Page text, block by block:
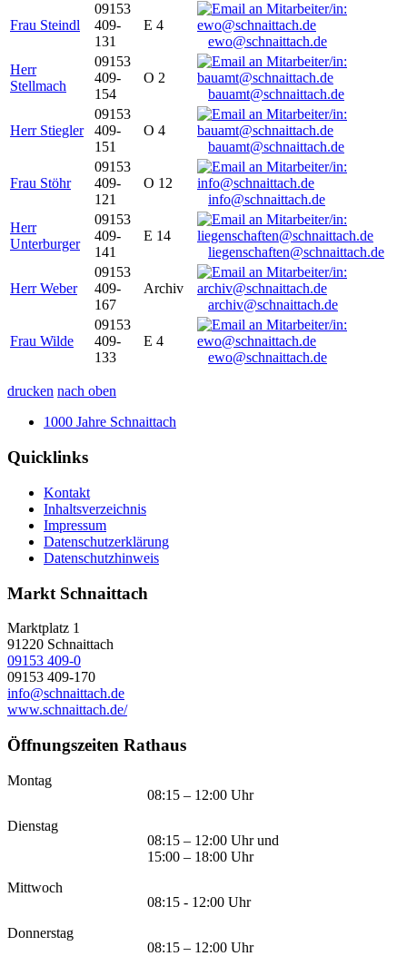
Frau Steindl
09153
409-
131
E 4
ewo@schnaittach.de
Herr
Stellmach
09153
409-
154
O 2
bauamt@schnaittach.de
Herr Stiegler
09153
409-
151
O 4
bauamt@schnaittach.de
Frau Stöhr
09153
409-
121
O 12
info@schnaittach.de
Herr
Unterburger
09153
409-
141
E 14
liegenschaften@schnaittach.de
Herr Weber
09153
409-
167
Archiv
archiv@schnaittach.de
Frau Wilde
09153
409-
133
E 4
ewo@schnaittach.de
drucken nach oben
1000 Jahre Schnaittach
Quicklinks
Kontakt
Inhaltsverzeichnis
Impressum
Datenschutzerklärung
Datenschutzhinweis
Markt Schnaittach
Marktplatz 1
91220 Schnaittach
09153 409-0
09153 409-170
info@schnaittach.de
www.schnaittach.de/
Öffnungszeiten Rathaus
Montag
08:15 – 12:00 Uhr
Dienstag
08:15 – 12:00 Uhr und
15:00 – 18:00 Uhr
Mittwoch
08:15 - 12:00 Uhr
Donnerstag
08:15 – 12:00 Uhr